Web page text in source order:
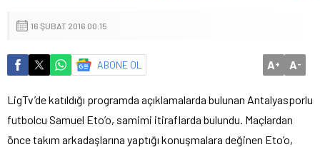
16 ŞUBAT 2016 00:15
ABONE OL A+ A-
LigTv’de katıldığı programda açıklamalarda bulunan Antalyasporlu
futbolcu Samuel Eto’o, samimi itiraflarda bulundu. Maçlardan
önce takım arkadaşlarına yaptığı konuşmalara değinen Eto’o,